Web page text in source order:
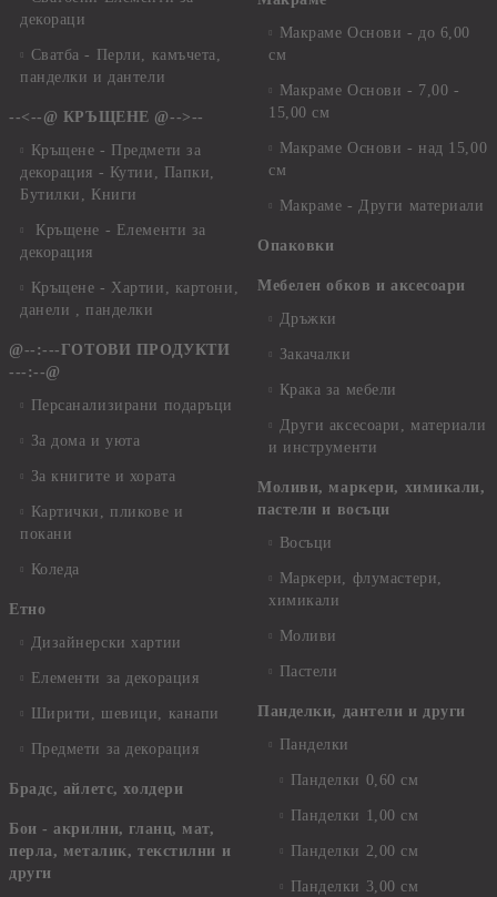
декораци
Сватба - Перли, камъчета,
панделки и дантели
--<--@ КРЪЩЕНЕ @-->--
Кръщене - Предмети за
декорация - Кутии, Папки,
Бутилки, Книги
Кръщене - Елементи за
декорация
Кръщене - Хартии, картони,
данели , панделки
@--:---ГОТОВИ ПРОДУКТИ
---:--@
Персанализирани подаръци
За дома и уюта
За книгите и хората
Картички, пликове и
покани
Коледа
Етно
Дизайнерски хартии
Елементи за декорация
Ширити, шевици, канапи
Предмети за декорация
Брадс, айлетс, холдери
Бои - акрилни, гланц, мат,
перла, металик, текстилни и
други
Макраме Основи - до 6,00
см
Макраме Основи - 7,00 -
15,00 см
Макраме Основи - над 15,00
см
Макраме - Други материали
Опаковки
Мебелен обков и аксесоари
Дръжки
Закачалки
Крака за мебели
Други аксесоари, материали
и инструменти
Моливи, маркери, химикали,
пастели и восъци
Восъци
Маркери, флумастери,
химикали
Моливи
Пастели
Панделки, дантели и други
Панделки
Панделки 0,60 см
Панделки 1,00 см
Панделки 2,00 см
Панделки 3,00 см